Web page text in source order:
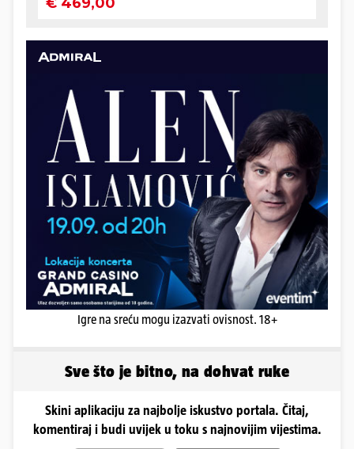
Igre na sreću mogu izazvati ovisnost. 18+
Sve što je bitno, na dohvat ruke
Skini aplikaciju za najbolje iskustvo portala. Čitaj,
komentiraj i budi uvijek u toku s najnovijim vijestima.